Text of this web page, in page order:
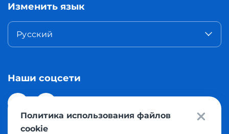
Изменить язык
Русский
Наши соцсети
Политика использования файлов
cookie